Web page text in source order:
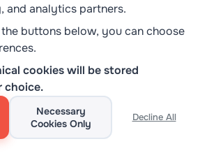
Wishlist:Permita que os clientes
para mais tarde
Quick View:
produtos sem sair da página do
Adicione suporte ao cliente em
aumentar as conversões
and analytics partners.
buttons below, you can choose
cookies will be stored
choice.
Necessary
Cookies Only
Decline All